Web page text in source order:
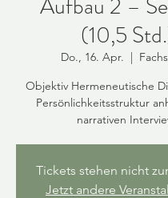
Aufbau 2 –
(10,5
Do., 16. Apr.
  |
Objektiv Hermeneutische
Persönlichkeitsstruktur
Tickets stehen nicht
Jetzt andere